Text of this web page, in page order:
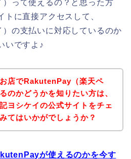
って使えるの？と思った方
トに直接アクセスして、
の支払いに対応しているのか
いですよ♪
店でRakutenPay（楽天ペ
のかどうかを知りたい方は、
ヨシケイの公式サイトをチェ
てはいかがでしょうか？
が使えるのかを今す